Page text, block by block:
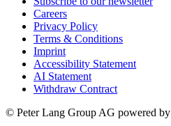
Careers
Privacy Policy
Terms & Conditions
Imprint
Accessibility Statement
AI Statement
Withdraw Contract
© Peter Lang Group AG powered by